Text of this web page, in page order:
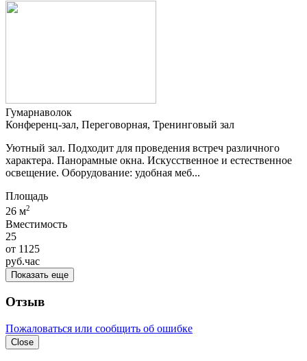
Гумарнаволок
Конференц-зал, Переговорная, Тренинговый зал
Уютный зал. Подходит для проведения встреч различного
характера. Панорамные окна. Искусственное и естественное
освещение. Оборудование: удобная меб...
Площадь
26 м2
Вместимость
25
от 1125
руб.час
Показать еще
Отзыв
Пожаловаться или сообщить об ошибке
Close